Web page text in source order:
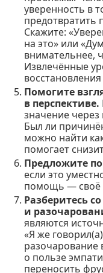
уверенность в
предотвратить
Скажите:
на это» или
внимательнее,
Извлечённые
Помогите
в перспективе.
значение через
Был ли
можно найти
помогает
Предложите
если это
помощь — своё
Разберитесь
и
являются
«Я же
разочарование
о пользе
переносить